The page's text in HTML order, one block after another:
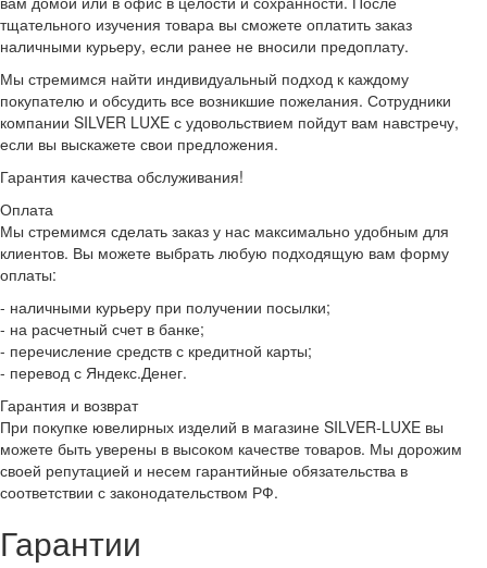
тщательного изучения товара вы сможете оплатить заказ
наличными курьеру, если ранее не вносили предоплату.
Мы стремимся найти индивидуальный подход к каждому
покупателю и обсудить все возникшие пожелания. Сотрудники
компании SILVER LUXE с удовольствием пойдут вам навстречу,
если вы выскажете свои предложения.
Гарантия качества обслуживания!
Оплата
Мы стремимся сделать заказ у нас максимально удобным для
клиентов. Вы можете выбрать любую подходящую вам форму
оплаты:
- наличными курьеру при получении посылки;
- на расчетный счет в банке;
- перечисление средств с кредитной карты;
- перевод с Яндекс.Денег.
Гарантия и возврат
При покупке ювелирных изделий в магазине SILVER-LUXE вы
можете быть уверены в высоком качестве товаров. Мы дорожим
своей репутацией и несем гарантийные обязательства в
соответствии с законодательством РФ.
Гарантии